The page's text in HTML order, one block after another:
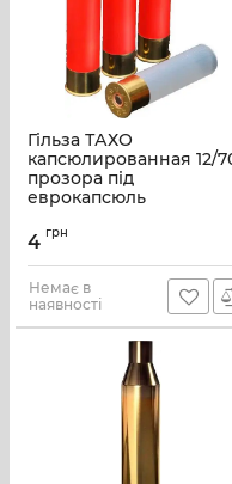
Гільза ТАХО
капсюлированная 12/
прозора під
еврокапсюль
4 грн
Немає в
наявності